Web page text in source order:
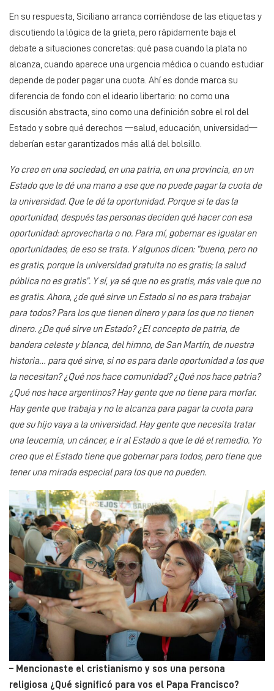
En su respuesta, Siciliano arranca corriéndose de las etiquetas y
discutiendo la lógica de la grieta, pero rápidamente baja el
debate a situaciones concretas: qué pasa cuando la plata no
alcanza, cuando aparece una urgencia médica o cuando estudiar
depende de poder pagar una cuota. Ahí es donde marca su
diferencia de fondo con el ideario libertario: no como una
discusión abstracta, sino como una definición sobre el rol del
Estado y sobre qué derechos —salud, educación, universidad—
deberían estar garantizados más allá del bolsillo.
Yo creo en una sociedad, en una patria, en una provincia, en un
Estado que le dé una mano a ese que no puede pagar la cuota de
la universidad. Que le dé la oportunidad. Porque si le das la
oportunidad, después las personas deciden qué hacer con esa
oportunidad: aprovecharla o no. Para mí, gobernar es igualar en
oportunidades, de eso se trata. Y algunos dicen: “bueno, pero no
es gratis, porque la universidad gratuita no es gratis; la salud
pública no es gratis”. Y sí, ya sé que no es gratis, más vale que no
es gratis. Ahora, ¿de qué sirve un Estado si no es para trabajar
para todos? Para los que tienen dinero y para los que no tienen
dinero. ¿De qué sirve un Estado? ¿El concepto de patria, de
bandera celeste y blanca, del himno, de San Martín, de nuestra
historia… para qué sirve, si no es para darle oportunidad a los que
la necesitan? ¿Qué nos hace comunidad? ¿Qué nos hace patria?
¿Qué nos hace argentinos? Hay gente que no tiene para morfar.
Hay gente que trabaja y no le alcanza para pagar la cuota para
que su hijo vaya a la universidad. Hay gente que necesita tratar
una leucemia, un cáncer, e ir al Estado a que le dé el remedio. Yo
creo que el Estado tiene que gobernar para todos, pero tiene que
tener una mirada especial para los que no pueden.
– Mencionaste el cristianismo y sos una persona
religiosa ¿Qué significó para vos el Papa Francisco?